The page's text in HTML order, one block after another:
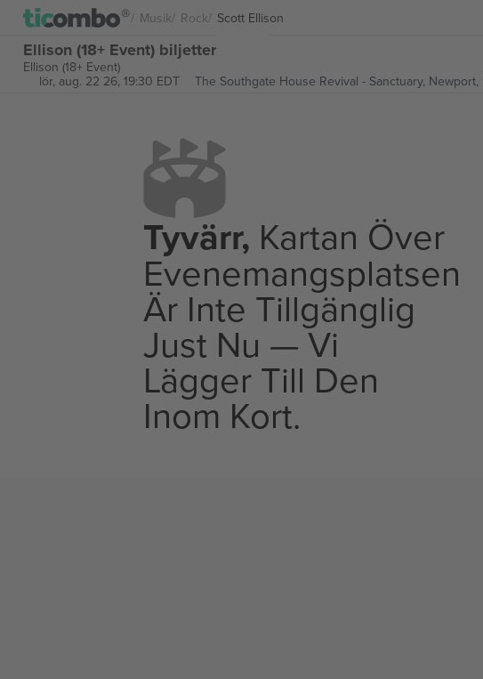
Musik Rock Scott Ellison
Ellison (18+ Event) biljetter
Ellison (18+ Event)
lör, aug. 22 26, 19:30 EDT
The Southgate House Revival - Sanctuary, Newport,
Tyvärr, Kartan Över
Evenemangsplatsen
Är Inte Tillgänglig
Just Nu — Vi
Lägger Till Den
Inom Kort.